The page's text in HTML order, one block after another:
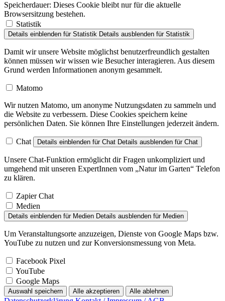
Speicherdauer: Dieses Cookie bleibt nur für die aktuelle
Browsersitzung bestehen.
Statistik
Details einblenden für Statistik Details ausblenden für Statistik
Damit wir unsere Website möglichst benutzerfreundlich gestalten
können müssen wir wissen wie Besucher interagieren. Aus diesem
Grund werden Informationen anonym gesammelt.
Matomo
Wir nutzen Matomo, um anonyme Nutzungsdaten zu sammeln und
die Website zu verbessern. Diese Cookies speichern keine
persönlichen Daten. Sie können Ihre Einstellungen jederzeit ändern.
Chat Details einblenden für Chat Details ausblenden für Chat
Unsere Chat-Funktion ermöglicht dir Fragen unkompliziert und
umgehend mit unseren ExpertInnen vom „Natur im Garten“ Telefon
zu klären.
Zapier Chat
Medien
Details einblenden für Medien Details ausblenden für Medien
Um Veranstaltungsorte anzuzeigen, Dienste von Google Maps bzw.
YouTube zu nutzen und zur Konversionsmessung von Meta.
Facebook Pixel
YouTube
Google Maps
Auswahl speichern Alle akzeptieren Alle ablehnen